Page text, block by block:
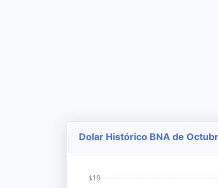
Dolar Histórico BNA de